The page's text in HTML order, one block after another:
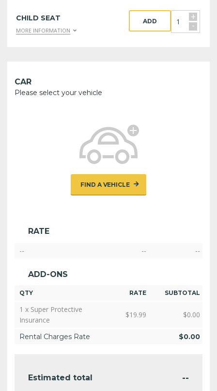
CHILD SEAT
MORE INFORMATION
+
-
ADD
CAR
Please select your vehicle
FIND A VEHICLE
RATE
-- -- --
ADD-ONS
QTY RATE SUBTOTAL
1 x Super Protective
Insurance
$19.99 $0.00
Rental Charges Rate $0.00
Estimated total --